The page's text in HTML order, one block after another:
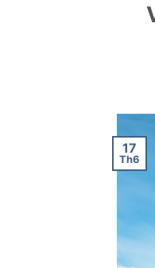
17
Th6